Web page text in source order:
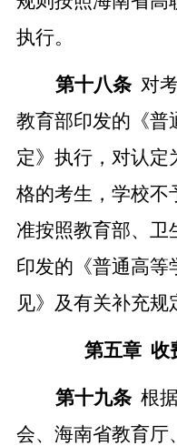
执行。
第十八条 对
教育部印发的《普
定》执行，对认定
格的考生，学校不
准按照教育部、卫
印发的《普通高等
见》及有关补充规
第五章 收
第十九条 根
会、海南省教育厅